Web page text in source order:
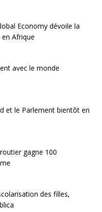
Economy dévoile la
Afrique
avec le monde
et le Parlement bientôt en
gagne 100
des filles,